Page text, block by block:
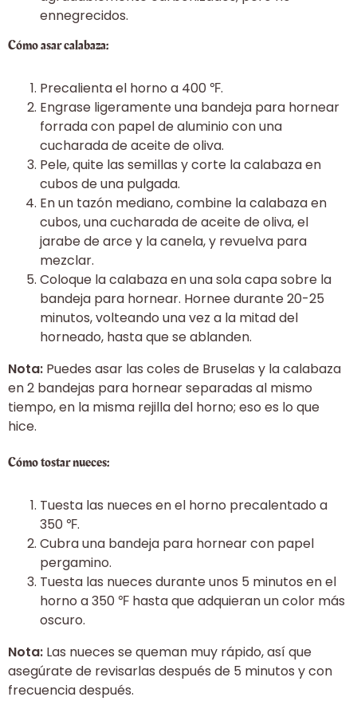
ennegrecidos.
Cómo asar calabaza:
Precalienta el horno a 400 ℉.
Engrase ligeramente una bandeja para hornear
forrada con papel de aluminio con una
cucharada de aceite de oliva.
Pele, quite las semillas y corte la calabaza en
cubos de una pulgada.
En un tazón mediano, combine la calabaza en
cubos, una cucharada de aceite de oliva, el
jarabe de arce y la canela, y revuelva para
mezclar.
Coloque la calabaza en una sola capa sobre la
bandeja para hornear. Hornee durante 20-25
minutos, volteando una vez a la mitad del
horneado, hasta que se ablanden.
Nota: Puedes asar las coles de Bruselas y la calabaza
en 2 bandejas para hornear separadas al mismo
tiempo, en la misma rejilla del horno; eso es lo que
hice.
Cómo tostar nueces:
Tuesta las nueces en el horno precalentado a
350 ℉.
Cubra una bandeja para hornear con papel
pergamino.
Tuesta las nueces durante unos 5 minutos en el
horno a 350 ℉ hasta que adquieran un color más
oscuro.
Nota: Las nueces se queman muy rápido, así que
asegúrate de revisarlas después de 5 minutos y con
frecuencia después.